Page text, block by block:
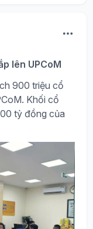
lên UPCoM
900 triệu cổ
Khối cổ
tỷ đồng của